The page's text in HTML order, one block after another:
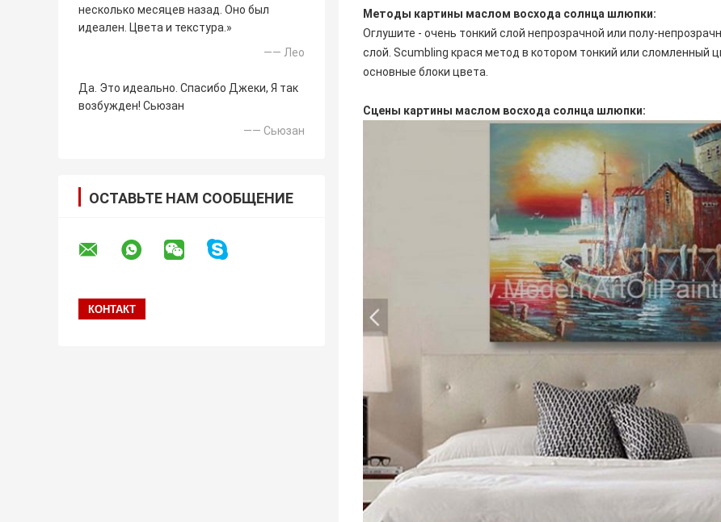
несколько месяцев назад. Оно был
идеален. Цвета и текстура.»
—— Лео
Да. Это идеально. Спасибо Джеки, Я так
возбужден! Сьюзан
—— Сьюзан
ОСТАВЬТЕ НАМ СООБЩЕНИЕ
Методы картины маслом восхода солнца шлюпки:
Оглушите - очень тонкий слой непрозрачной или полу-
слой. Scumbling крася метод в котором тонкий или сломленный
основные блоки цвета.
Сцены картины маслом восхода солнца шлюпки: